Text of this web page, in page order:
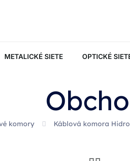
METALICKÉ SIETE OPTICKÉ
komory Káblová komora